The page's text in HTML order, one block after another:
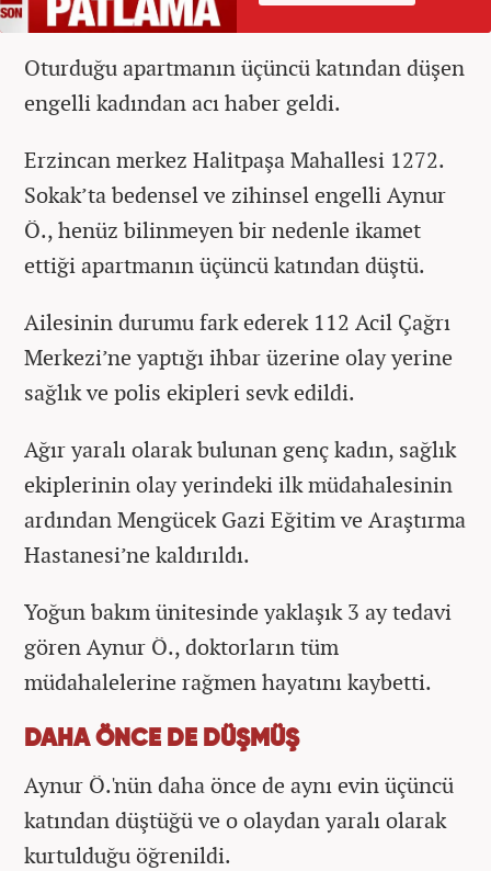
Oturduğu apartmanın üçüncü katından düşen
engelli kadından acı haber geldi.
Erzincan merkez Halitpaşa Mahallesi 1272.
Sokak’ta bedensel ve zihinsel engelli Aynur
Ö., henüz bilinmeyen bir nedenle ikamet
ettiği apartmanın üçüncü katından düştü.
Ailesinin durumu fark ederek 112 Acil Çağrı
Merkezi’ne yaptığı ihbar üzerine olay yerine
sağlık ve polis ekipleri sevk edildi.
Ağır yaralı olarak bulunan genç kadın, sağlık
ekiplerinin olay yerindeki ilk müdahalesinin
ardından Mengücek Gazi Eğitim ve Araştırma
Hastanesi’ne kaldırıldı.
Yoğun bakım ünitesinde yaklaşık 3 ay tedavi
gören Aynur Ö., doktorların tüm
müdahalelerine rağmen hayatını kaybetti.
DAHA ÖNCE DE DÜŞMÜŞ
Aynur Ö.'nün daha önce de aynı evin üçüncü
katından düştüğü ve o olaydan yaralı olarak
kurtulduğu öğrenildi.